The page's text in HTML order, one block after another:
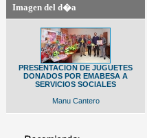
Imagen del d�a
PRESENTACION DE JUGUETES
DONADOS POR EMABESA A
SERVICIOS SOCIALES
Manu Cantero